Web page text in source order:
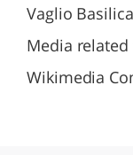
Vaglio
Media
Wikimedia